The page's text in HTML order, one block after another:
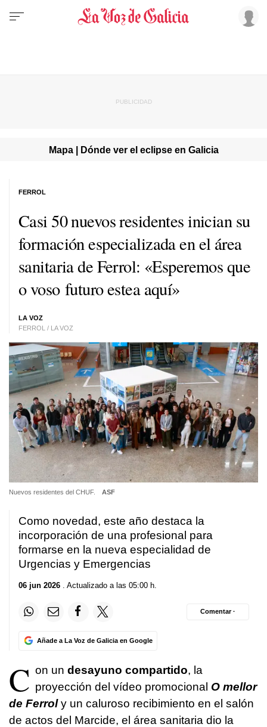
Mapa | Dónde ver el eclipse en Galicia
Casi 50 nuevos residentes inician su
formación especializada en el área
sanitaria de Ferrol: «Esperemos que
o voso futuro estea aquí»
LA VOZ
FERROL / LA VOZ
FERROL
Nuevos residentes del CHUF. ASF
Como novedad, este año destaca la
incorporación de una profesional para
formarse en la nueva especialidad de
Urgencias y Emergencias
06 jun 2026 . Actualizado a las 05:00 h.
Añade a La Voz de Galicia en Google
Comentar ·
C on un desayuno compartido, la
proyección del vídeo promocional O mellor
de Ferroly un caluroso recibimiento en el salón
de actos del Marcide, el área sanitaria dio la